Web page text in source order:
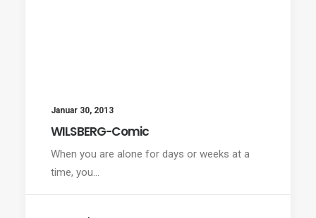
Januar 30, 2013
WILSBERG-Comic
When you are alone for days or weeks at a
time, you…